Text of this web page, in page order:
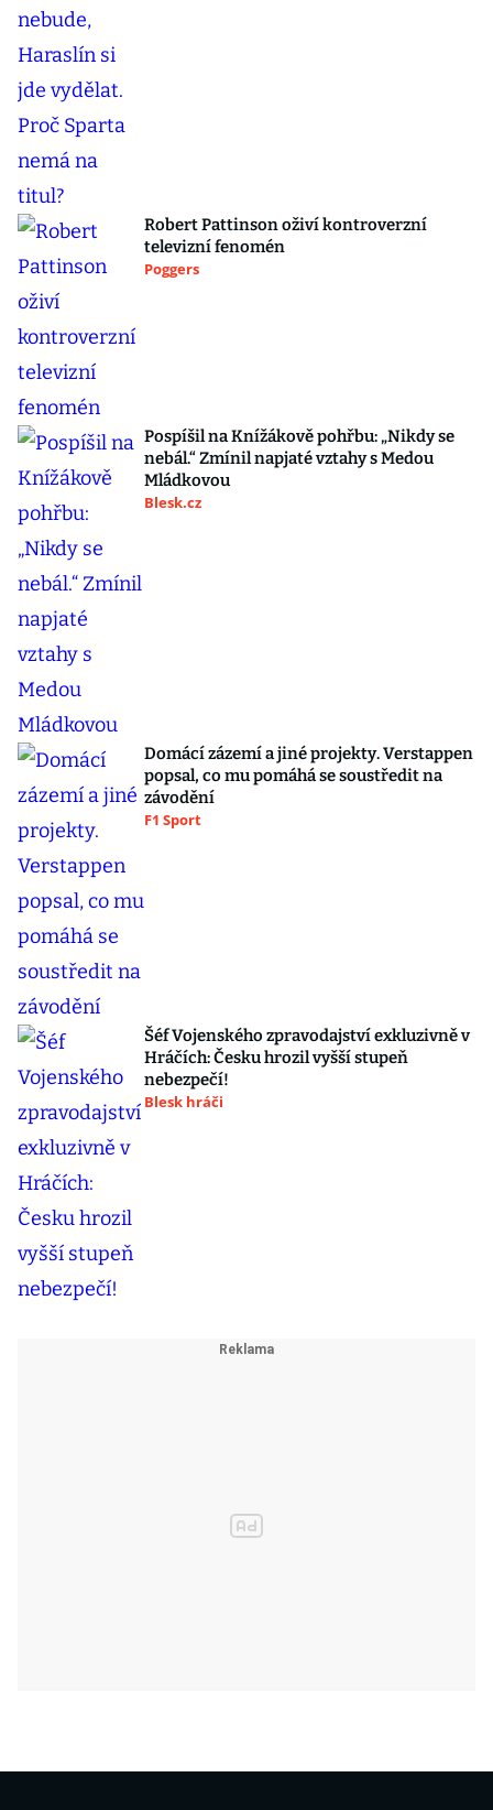
Robert Pattinson oživí kontroverzní
televizní fenomén
Poggers
Pospíšil na Knížákově pohřbu: „Nikdy se
nebál.“ Zmínil napjaté vztahy s Medou
Mládkovou
Blesk.cz
Domácí zázemí a jiné projekty. Verstappen
popsal, co mu pomáhá se soustředit na
závodění
F1 Sport
Šéf Vojenského zpravodajství exkluzivně v
Hráčích: Česku hrozil vyšší stupeň
nebezpečí!
Blesk hráči